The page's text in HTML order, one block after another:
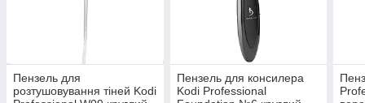
Пензель для
розтушовування тіней Kodi
Пензель для консилера
Kodi Professional